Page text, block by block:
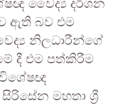
වෛද්‍ය දර්ශන
ඇති බව එම
නිලධාරීන්ගේ
දී එම පත්කිරීම
විශේෂඥ
මහතා ශ්‍රී